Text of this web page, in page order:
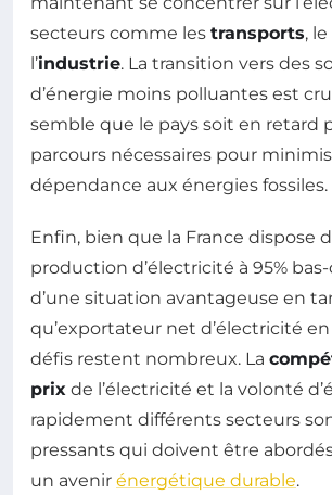
secteurs comme les transports, le
l’industrie. La transition vers des
d’énergie moins polluantes est
semble que le pays soit en retard
parcours nécessaires pour
dépendance aux énergies fossiles.
Enfin, bien que la France dispose
production d’électricité à 95%
d’une situation avantageuse en
qu’exportateur net d’électricité
défis restent nombreux. La
prix de l’électricité et la volonté
rapidement différents secteurs
pressants qui doivent être
un avenir énergétique durable.